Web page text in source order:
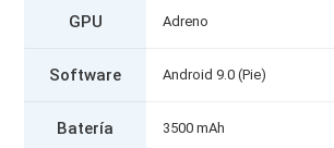
GPU Adreno
Software Android 9.0 (Pie)
Batería 3500 mAh